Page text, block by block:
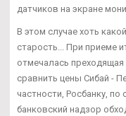
датчиков на экране
В этом случае хоть
старость... При приеме
отмечалась преходящая
сравнить цены Сибай -
частности, Росбанку,
банковский надзор